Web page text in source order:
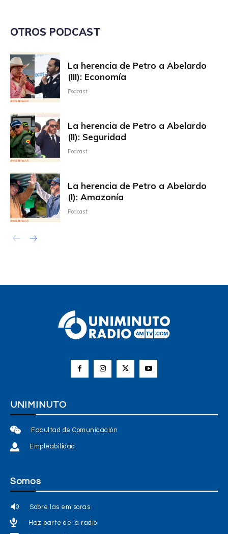
OTROS PODCAST
La herencia de Petro a Abelardo
(III): Economía
Podcast
La herencia de Petro a Abelardo
(II): Seguridad
Podcast
La herencia de Petro a Abelardo
(I): Amazonía
Podcast
UNIMINUTO
Facultad de Comunicación
Empleabilidad
Somos
Sobre las emisoras
Haz parte de la radio